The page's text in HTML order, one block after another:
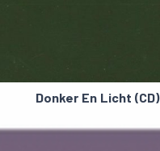
Donker En Licht (CD)